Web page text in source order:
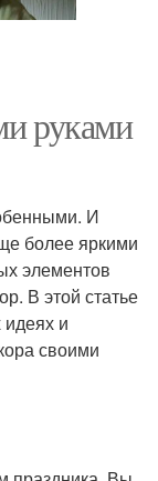
руками
И
более яркими
элементов
В этой статье
и
своими